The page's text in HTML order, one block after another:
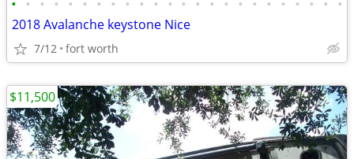
• • • • • • • • • • • • • • • • • • • • • • • •
2018 Avalanche keystone Nice
7/12 fort worth
$11,500